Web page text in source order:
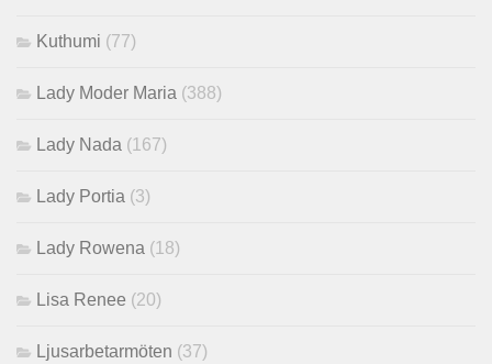
Kuthumi (77)
Lady Moder Maria (388)
Lady Nada (167)
Lady Portia (3)
Lady Rowena (18)
Lisa Renee (20)
Ljusarbetarmöten (37)